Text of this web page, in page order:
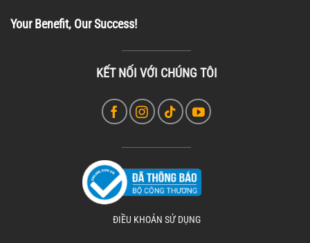
Your Benefit, Our Success!
KẾT NỐI VỚI CHÚNG TÔI
ĐIỀU KHOẢN SỬ DỤNG